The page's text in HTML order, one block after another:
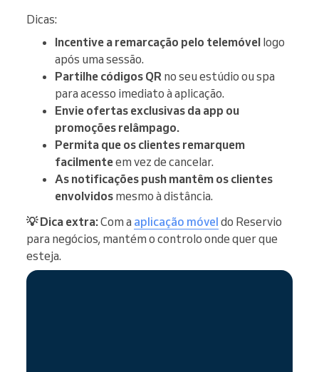
Dicas:
Incentive a remarcação pelo telemóvel logo
após uma sessão.
Partilhe códigos QR no seu estúdio ou spa
para acesso imediato à aplicação.
Envie ofertas exclusivas da app ou
promoções relâmpago.
Permita que os clientes remarquem
facilmenteem vez de cancelar.
As notificações push mantêm os clientes
envolvidos mesmo à distância.
💡 Dica extra:Com a aplicação móvel do Reservio
para negócios, mantém o controlo onde quer que
esteja.